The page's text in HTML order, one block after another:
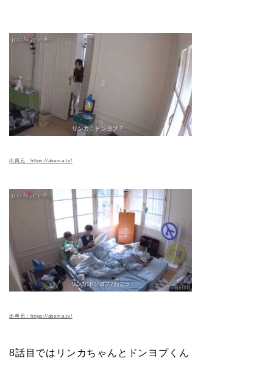
出典元：https://abema.tv/
出典元：https://abema.tv/
8話目ではリンカちゃんとドンヨプくん